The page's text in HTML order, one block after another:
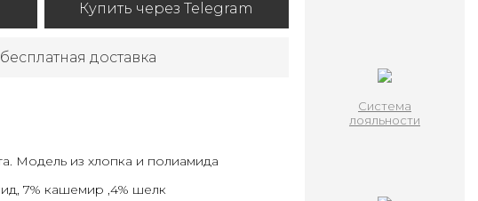
Купить через Telegram
доставка
Модель из хлопка и полиамида
7% кашемир ,4% шелк
Система
лояльности